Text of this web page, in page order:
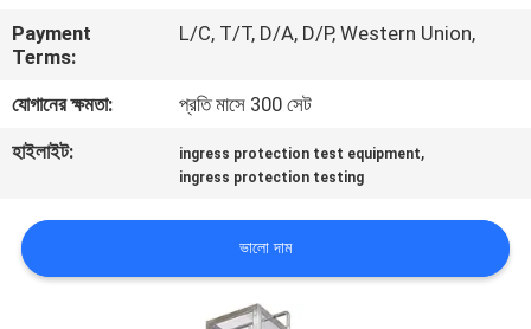
কারখানা
গুণমান
আমাদের
Payment
Terms:
L/C, T/T, D/A, D/P, Western Union,
যোগানের ক্ষমতা:
প্রতি মাসে 300 সেট
হাইলাইট:
ingress protection test equipment,
ingress protection testing
ভালো দাম